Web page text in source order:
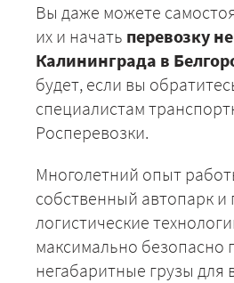
Вы даже можете
их и начать перевозку
Калининграда в
будет, если вы
специалистам
Росперевозки.
Многолетний опыт
собственный автопарк
логистические
максимально безопасно
негабаритные грузы для